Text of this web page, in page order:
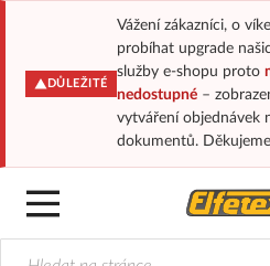
DŮLEŽITÉ
Vážení zákazníci, o
probíhat upgrade
služby e-shopu proto
nedostupné–
vytváření objednávek
dokumentů.